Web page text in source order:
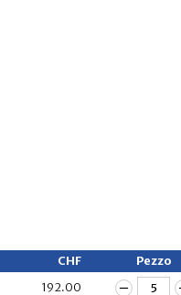
CHF
Pezzo
192.00